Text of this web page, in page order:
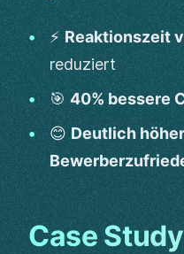
⚡ Reaktionszeit
reduziert
🎯 40% bessere
😊 Deutlich
Case